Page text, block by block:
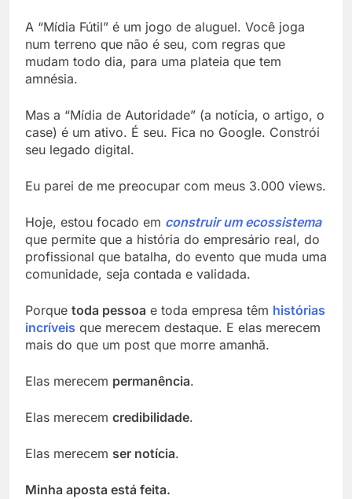
A “Mídia Fútil” é um jogo de aluguel. Você joga
num terreno que não é seu, com regras que
mudam todo dia, para uma plateia que tem
amnésia.
Mas a “Mídia de Autoridade” (a notícia, o artigo, o
case) é um ativo. É seu. Fica no Google. Constrói
seu legado digital.
Eu parei de me preocupar com meus 3.000 views.
Hoje, estou focado em construir um ecossistema
que permite que a história do empresário real, do
profissional que batalha, do evento que muda uma
comunidade, seja contada e validada.
Porque toda pessoa e toda empresa têm histórias
incríveis que merecem destaque. E elas merecem
mais do que um post que morre amanhã.
Elas merecem permanência.
Elas merecem credibilidade.
Elas merecem ser notícia.
Minha aposta está feita.